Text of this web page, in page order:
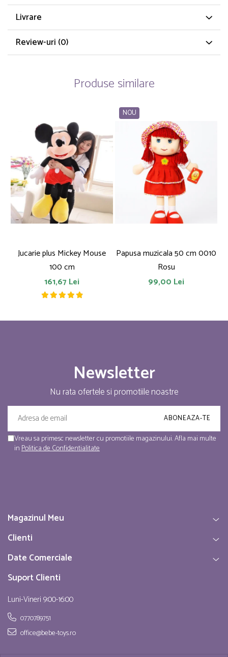
Livrare
Review-uri (0)
Produse similare
Jucarie plus Mickey Mouse
100 cm
161,67 Lei
NOU
Papusa muzicala 50 cm 0010
Rosu
99,00 Lei
Newsletter
Nu rata ofertele si promotiile noastre
Vreau sa primesc newsletter cu promotiile magazinului. Afla mai multe
inPolitica de Confidentialitate
Magazinul Meu
Clienti
Date Comerciale
Suport Clienti
Luni-Vineri 9:00-16:00
0770789751
office@bebe-toys.ro